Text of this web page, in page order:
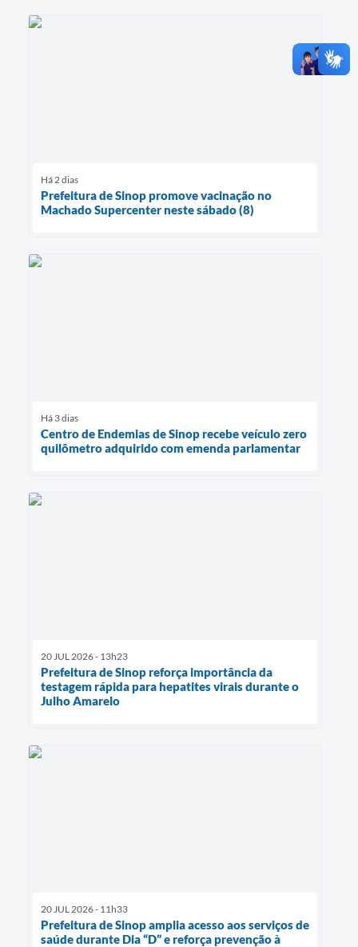
Há 2 dias
Prefeitura de Sinop promove vacinação no
Machado Supercenter neste sábado (8)
Há 3 dias
Centro de Endemias de Sinop recebe veículo zero
quilômetro adquirido com emenda parlamentar
20 JUL 2026 - 13h23
Prefeitura de Sinop reforça importância da
testagem rápida para hepatites virais durante o
Julho Amarelo
20 JUL 2026 - 11h33
Prefeitura de Sinop amplia acesso aos serviços de
saúde durante Dia “D” e reforça prevenção à